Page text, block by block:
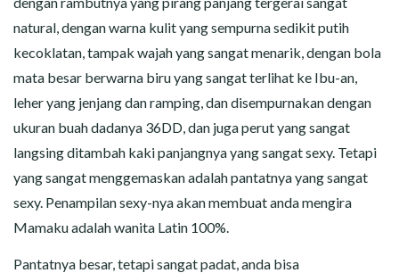
natural, dengan warna kulit yang sempurna sedikit putih
kecoklatan, tampak wajah yang sangat menarik, dengan bola
mata besar berwarna biru yang sangat terlihat ke Ibu-an,
leher yang jenjang dan ramping, dan disempurnakan dengan
ukuran buah dadanya 36DD, dan juga perut yang sangat
langsing ditambah kaki panjangnya yang sangat sexy. Tetapi
yang sangat menggemaskan adalah pantatnya yang sangat
sexy. Penampilan sexy-nya akan membuat anda mengira
Mamaku adalah wanita Latin 100%.
Pantatnya besar, tetapi sangat padat, anda bisa